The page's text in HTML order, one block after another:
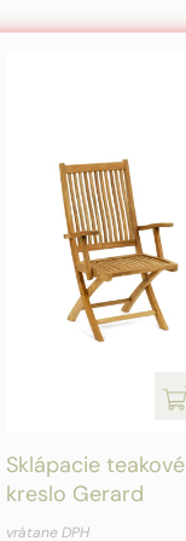
Sklápacie teakové
kreslo Gerard
Pôvodná
Aktuálna
vrátane DPH